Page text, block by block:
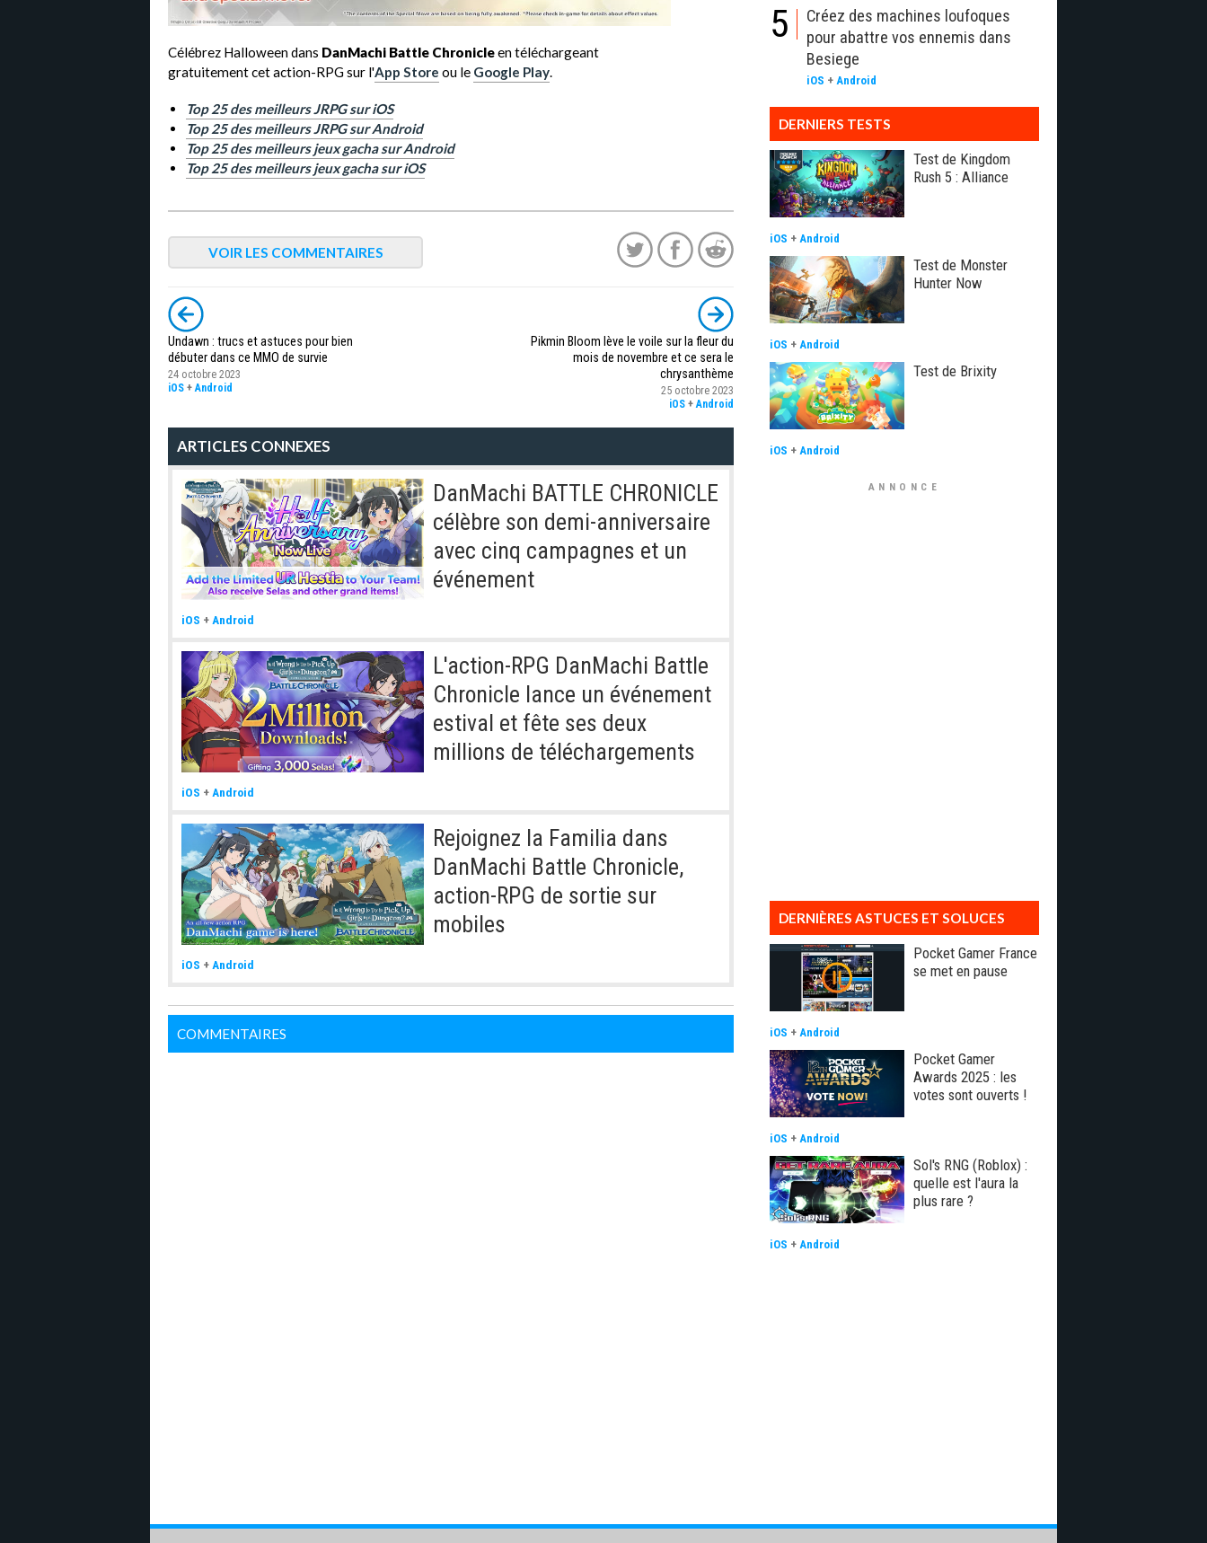
Célébrez Halloween dans DanMachi Battle Chronicleen téléchargeant
gratuitement cet action-RPG sur l'App Store ou le Google Play.
Top 25 des meilleurs JRPG sur iOS
Top 25 des meilleurs JRPG sur Android
Top 25 des meilleurs jeux gacha sur Android
Top 25 des meilleurs jeux gacha sur iOS
VOIR LES COMMENTAIRES
Undawn : trucs et astuces pour bien
débuter dans ce MMO de survie
24 octobre 2023
iOS +Android
Pikmin Bloom lève le voile sur la fleur du
mois de novembre et ce sera le
chrysanthème
25 octobre 2023
iOS +Android
ARTICLES CONNEXES
DanMachi BATTLE CHRONICLE
célèbre son demi-anniversaire
avec cinq campagnes et un
événement
iOS + Android
L'action-RPG DanMachi Battle
Chronicle lance un événement
estival et fête ses deux
millions de téléchargements
iOS + Android
Rejoignez la Familia dans
DanMachi Battle Chronicle,
action-RPG de sortie sur
mobiles
iOS + Android
COMMENTAIRES
5
Créez des machines loufoques
pour abattre vos ennemis dans
Besiege
iOS + Android
DERNIERS TESTS
Test de Kingdom
Rush 5 : Alliance
iOS + Android
Test de Monster
Hunter Now
iOS + Android
Test de Brixity
iOS + Android
ANNONCE
DERNIÈRES ASTUCES ET SOLUCES
Pocket Gamer France
se met en pause
iOS + Android
Pocket Gamer
Awards 2025 : les
votes sont ouverts !
iOS + Android
Sol's RNG (Roblox) :
quelle est l'aura la
plus rare ?
iOS + Android